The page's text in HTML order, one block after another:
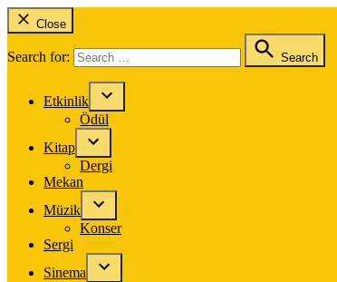
Close
Search for: Search
Etkinlik
Ödül
Kitap
Dergi
Mekan
Müzik
Konser
Sergi
Sinema